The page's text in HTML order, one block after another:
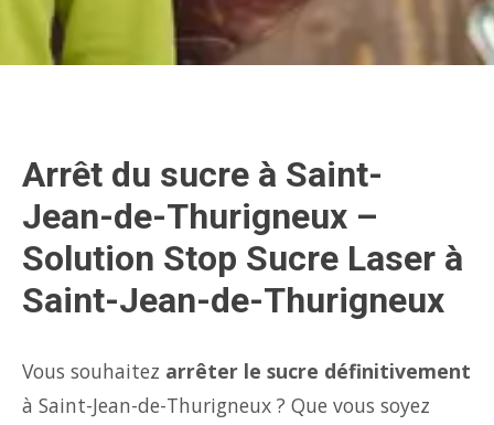
Arrêt du sucre à Saint-
Jean-de-Thurigneux –
Solution Stop Sucre Laser à
Saint-Jean-de-Thurigneux
Vous souhaitez arrêter le sucre définitivement
à Saint-Jean-de-Thurigneux ? Que vous soyez